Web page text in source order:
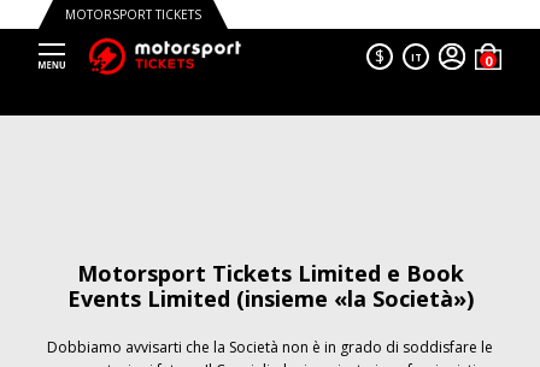
MOTORSPORT TICKETS
$ IT
Motorsport Tickets Limited e Book
Events Limited (insieme «la Società»)
Dobbiamo avvisarti che la Società non è in grado di soddisfare le